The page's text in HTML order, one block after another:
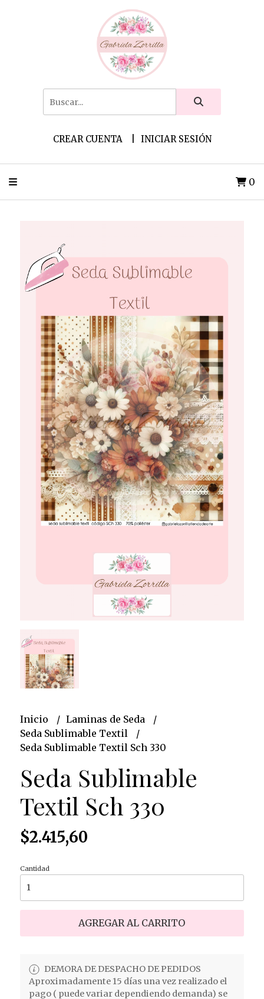
CREAR CUENTA INICIAR SESIÓN
0
Inicio
Laminas de Seda
Seda Sublimable Textil
Seda Sublimable Textil Sch 330
Seda Sublimable
Textil Sch 330
$2.415,60
Cantidad
AGREGAR AL CARRITO
DEMORA DE DESPACHO DE PEDIDOS
Aproximadamente 15 días una vez realizado el
pago ( puede variar dependiendo demanda) se